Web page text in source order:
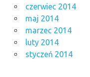
czerwiec 2014
maj 2014
marzec 2014
luty 2014
styczeń 2014